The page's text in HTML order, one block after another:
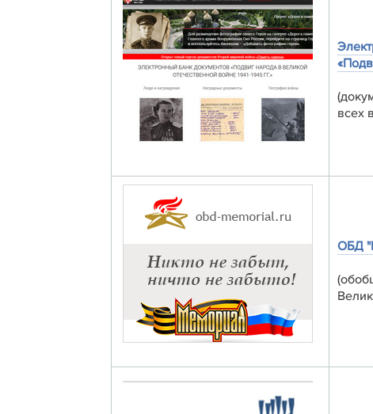
всех
ОБД